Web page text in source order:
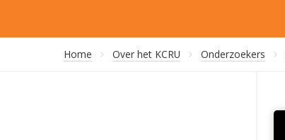
Home Over het KCRU Onderzoekers